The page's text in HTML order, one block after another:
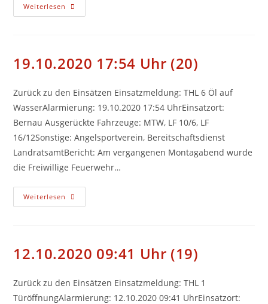
Weiterlesen 18.12.2020
16:52
19.10.2020 17:54 Uhr (20)
Zurück zu den Einsätzen Einsatzmeldung: THL 6 Öl auf
WasserAlarmierung: 19.10.2020 17:54 UhrEinsatzort:
Bernau Ausgerückte Fahrzeuge: MTW, LF 10/6, LF
16/12Sonstige: Angelsportverein, Bereitschaftsdienst
LandratsamtBericht: Am vergangenen Montagabend wurde
die Freiwillige Feuerwehr…
Weiterlesen 19.10.2020
17:54
12.10.2020 09:41 Uhr (19)
Zurück zu den Einsätzen Einsatzmeldung: THL 1
TüröffnungAlarmierung: 12.10.2020 09:41 UhrEinsatzort: